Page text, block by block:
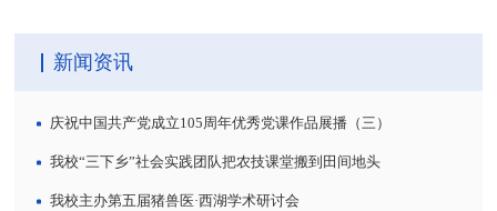
新闻资讯
庆祝中国共产党成立105周年优秀党课作品展播（三）
我校“三下乡”社会实践团队把农技课堂搬到田间地头
我校主办第五届猪兽医·西湖学术研讨会